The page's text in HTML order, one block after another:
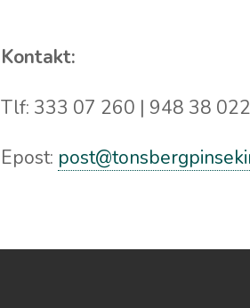
Kontakt:
Tlf: 333 07 260 | 948 38 022
Epost: